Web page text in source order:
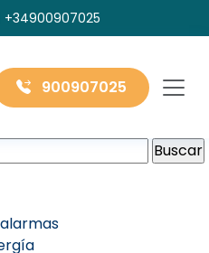
+34900907025
900907025